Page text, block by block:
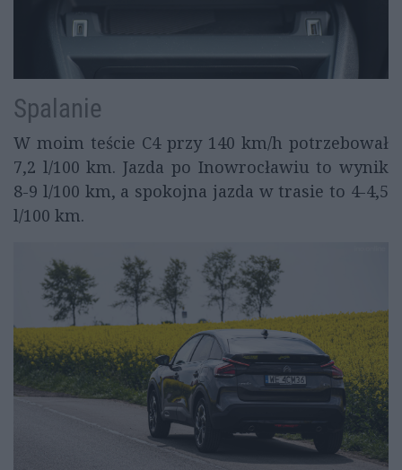
Spalanie
W moim teście C4 przy 140 km/h potrzebował
7,2 l/100 km. Jazda po Inowrocławiu to wynik
8-9 l/100 km, a spokojna jazda w trasie to 4-4,5
l/100 km.